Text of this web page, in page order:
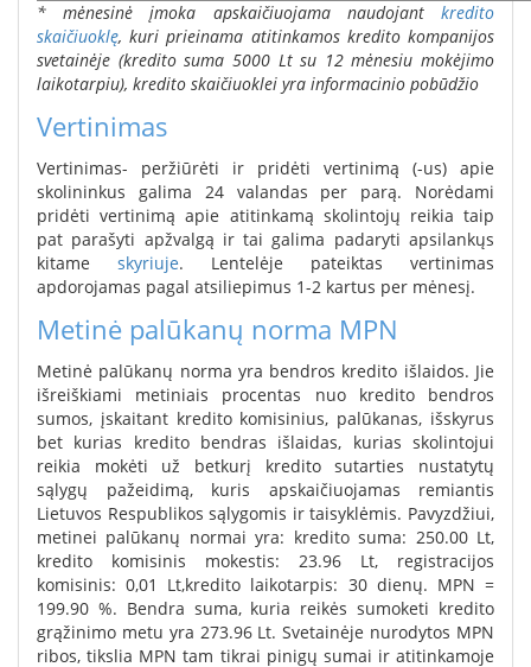
* mėnesinė įmoka apskaičiuojama naudojant kredito
skaičiuoklę, kuri prieinama atitinkamos kredito kompanijos
svetainėje (kredito suma 5000 Lt su 12 mėnesiu mokėjimo
laikotarpiu), kredito skaičiuoklei yra informacinio pobūdžio
Vertinimas
Vertinimas- peržiūrėti ir pridėti vertinimą (-us) apie
skolininkus galima 24 valandas per parą. Norėdami
pridėti vertinimą apie atitinkamą skolintojų reikia taip
pat parašyti apžvalgą ir tai galima padaryti apsilankųs
kitame skyriuje. Lentelėje pateiktas vertinimas
apdorojamas pagal atsiliepimus 1-2 kartus per mėnesį.
Metinė palūkanų norma MPN
Metinė palūkanų norma yra bendros kredito išlaidos. Jie
išreiškiami metiniais procentas nuo kredito bendros
sumos, įskaitant kredito komisinius, palūkanas, išskyrus
bet kurias kredito bendras išlaidas, kurias skolintojui
reikia mokėti už betkurį kredito sutarties nustatytų
sąlygų pažeidimą, kuris apskaičiuojamas remiantis
Lietuvos Respublikos sąlygomis ir taisyklėmis. Pavyzdžiui,
metinei palūkanų normai yra: kredito suma: 250.00 Lt,
kredito komisinis mokestis: 23.96 Lt, registracijos
komisinis: 0,01 Lt,kredito laikotarpis: 30 dienų. MPN =
199.90 %. Bendra suma, kuria reikės sumoketi kredito
grąžinimo metu yra 273.96 Lt. Svetainėje nurodytos MPN
ribos, tikslia MPN tam tikrai pinigų sumai ir atitinkamoje